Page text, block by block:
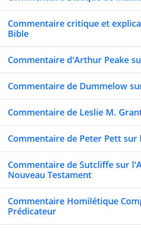
Commentaire critique et
Bible
Commentaire d'Arthur Peake
Commentaire de Dummelow
Commentaire de Leslie M.
Commentaire de Peter Pett sur
Commentaire de Sutcliffe sur
Nouveau Testament
Commentaire Homilétique
Prédicateur